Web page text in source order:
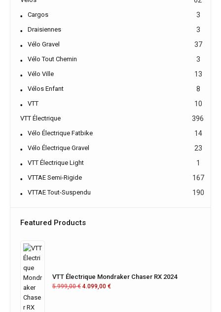
Cargos 3
Draisiennes 3
Vélo Gravel 37
Vélo Tout Chemin 3
Vélo Ville 13
Vélos Enfant 8
VTT 10
VTT Électrique 396
Vélo Électrique Fatbike 14
Vélo Électrique Gravel 23
VTT Électrique Light 1
VTTAE Semi-Rigide 167
VTTAE Tout-Suspendu 190
Featured Products
VTT Électrique Mondraker Chaser RX 2024
5.999,00€ 4.099,00 €